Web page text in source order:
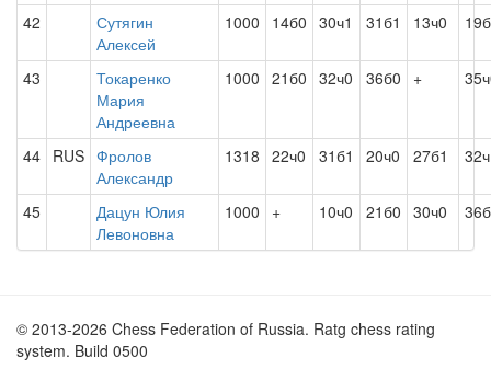
42
Сутягин
Алексей
1000 14б0 30ч1 31б1 13ч0
43
Токаренко
Мария
Андреевна
1000 21б0 32ч0 36б0 +
44 RUS Фролов
Александр
1318 22ч0 31б1 20ч0 27б1
45
Дацун Юлия
Левоновна
1000 + 10ч0 21б0 30ч0
© 2013-2026 Chess Federation of Russia. Ratg chess rating
system. Build 0500